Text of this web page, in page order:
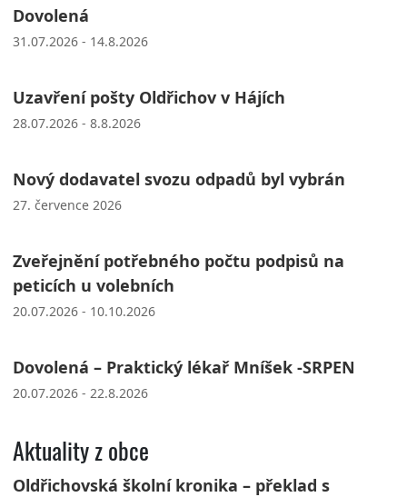
Dovolená
31.07.2026 - 14.8.2026
Uzavření pošty Oldřichov v Hájích
28.07.2026 - 8.8.2026
Nový dodavatel svozu odpadů byl vybrán
27. července 2026
Zveřejnění potřebného počtu podpisů na
peticích u volebních
20.07.2026 - 10.10.2026
Dovolená – Praktický lékař Mníšek -SRPEN
20.07.2026 - 22.8.2026
Aktuality z obce
Oldřichovská školní kronika – překlad s